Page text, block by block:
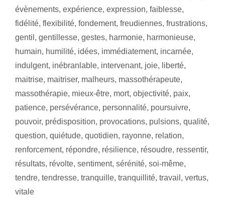
évènements, expérience, expression, faiblesse,
fidélité, flexibilité, fondement, freudiennes, frustrations,
gentil , gentillesse, gestes, harmonie, harmonieuse,
humain, humilité, idées, immédiatement, incarnée,
indulgent, inébranlable, intervenant, joie, liberté,
maitrise, maitriser, malheurs, massothérapeute,
massothérapie, mieux-être, mort, objectivité, paix,
patience, persévérance, personnalité, poursuivre,
pouvoir, prédisposition, provocations, pulsions, qualité,
question, quiétude, quotidien, rayonne, relation,
renforcement, répondre, résilience, résoudre, ressentir,
résultats, révolte, sentiment, sérénité, soi-même,
tendre, tendresse, tranquille, tranquillité, travail , vertus,
vitale